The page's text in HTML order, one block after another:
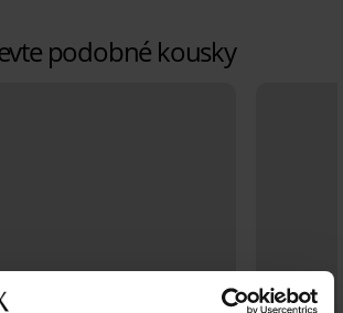
podobné kousky